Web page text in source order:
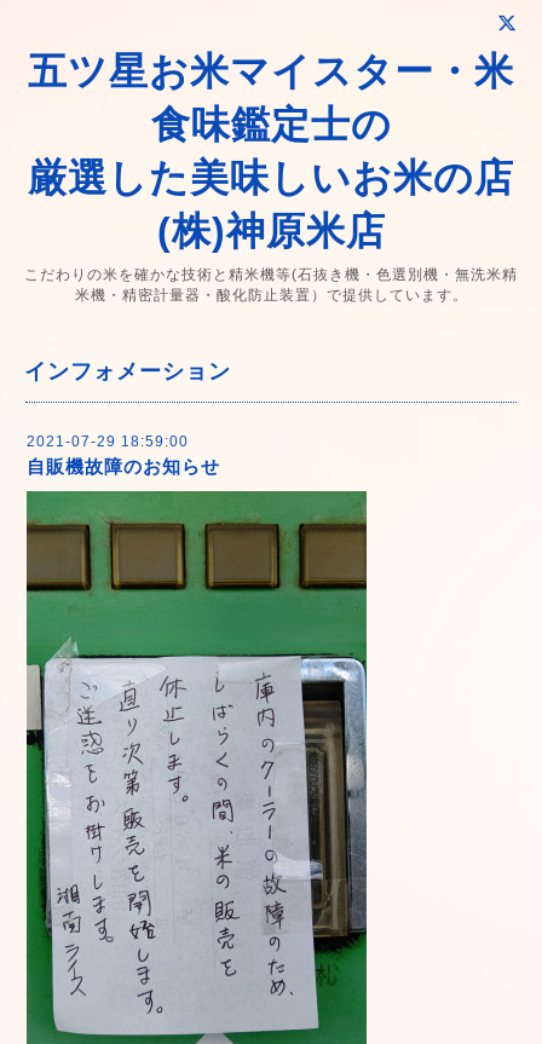
五ツ星お米マイスター・米
食味鑑定士の
厳選した美味しいお米の店
(株)神原米店
こだわりの米を確かな技術と精米機等(石抜き機・色選別機・無洗米精
米機・精密計量器・酸化防止装置）で提供しています。
インフォメーション
2021-07-29 18:59:00
自販機故障のお知らせ